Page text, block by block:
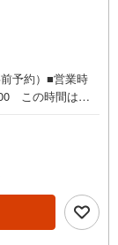
予約）■営業時
この時間はお
尼崎市大庄中
16分の立地＝＝
徴＝＝＝■セン
年～2024年兵庫
にて8店舗展開
下さい■お客様駐